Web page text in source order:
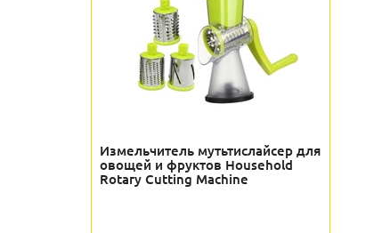
Измельчитель мутьтислайсер для
овощей и фруктов Household
Rotary Cutting Machine